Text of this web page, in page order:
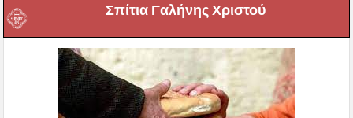
Σπίτια Γαλήνης Χριστού